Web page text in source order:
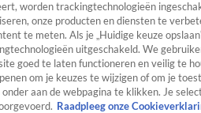
worden trackingtechnologieën
onze producten en diensten te
te meten. Als je „Huidige keuze
uitgeschakeld. We
goed te laten functioneren en veilig te
om je keuzes te wijzigen of om je
aan de webpagina te klikken. Je
Raadpleeg onze